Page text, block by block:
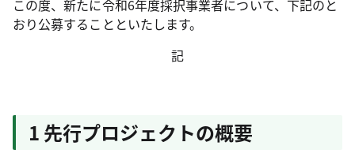
この度、新たに令和6年度採択事業者について、下記のと
おり公募することといたします。
記
1 先行プロジェクトの概要